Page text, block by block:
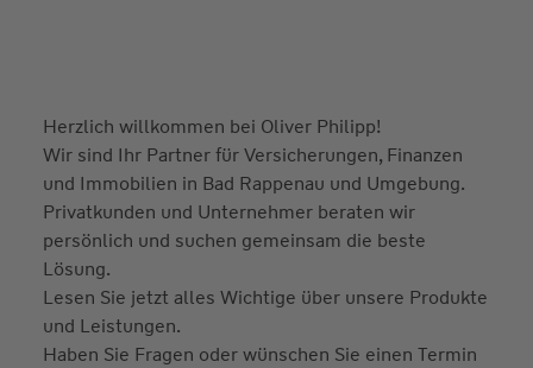
Herzlich willkommen bei Oliver Philipp!
Wir sind Ihr Partner für Versicherungen, Finanzen
und Immobilien in Bad Rappenau und Umgebung.
Privatkunden und Unternehmer beraten wir
persönlich und suchen gemeinsam die beste
Lösung.
Lesen Sie jetzt alles Wichtige über unsere Produkte
und Leistungen.
Haben Sie Fragen oder wünschen Sie einen Termin